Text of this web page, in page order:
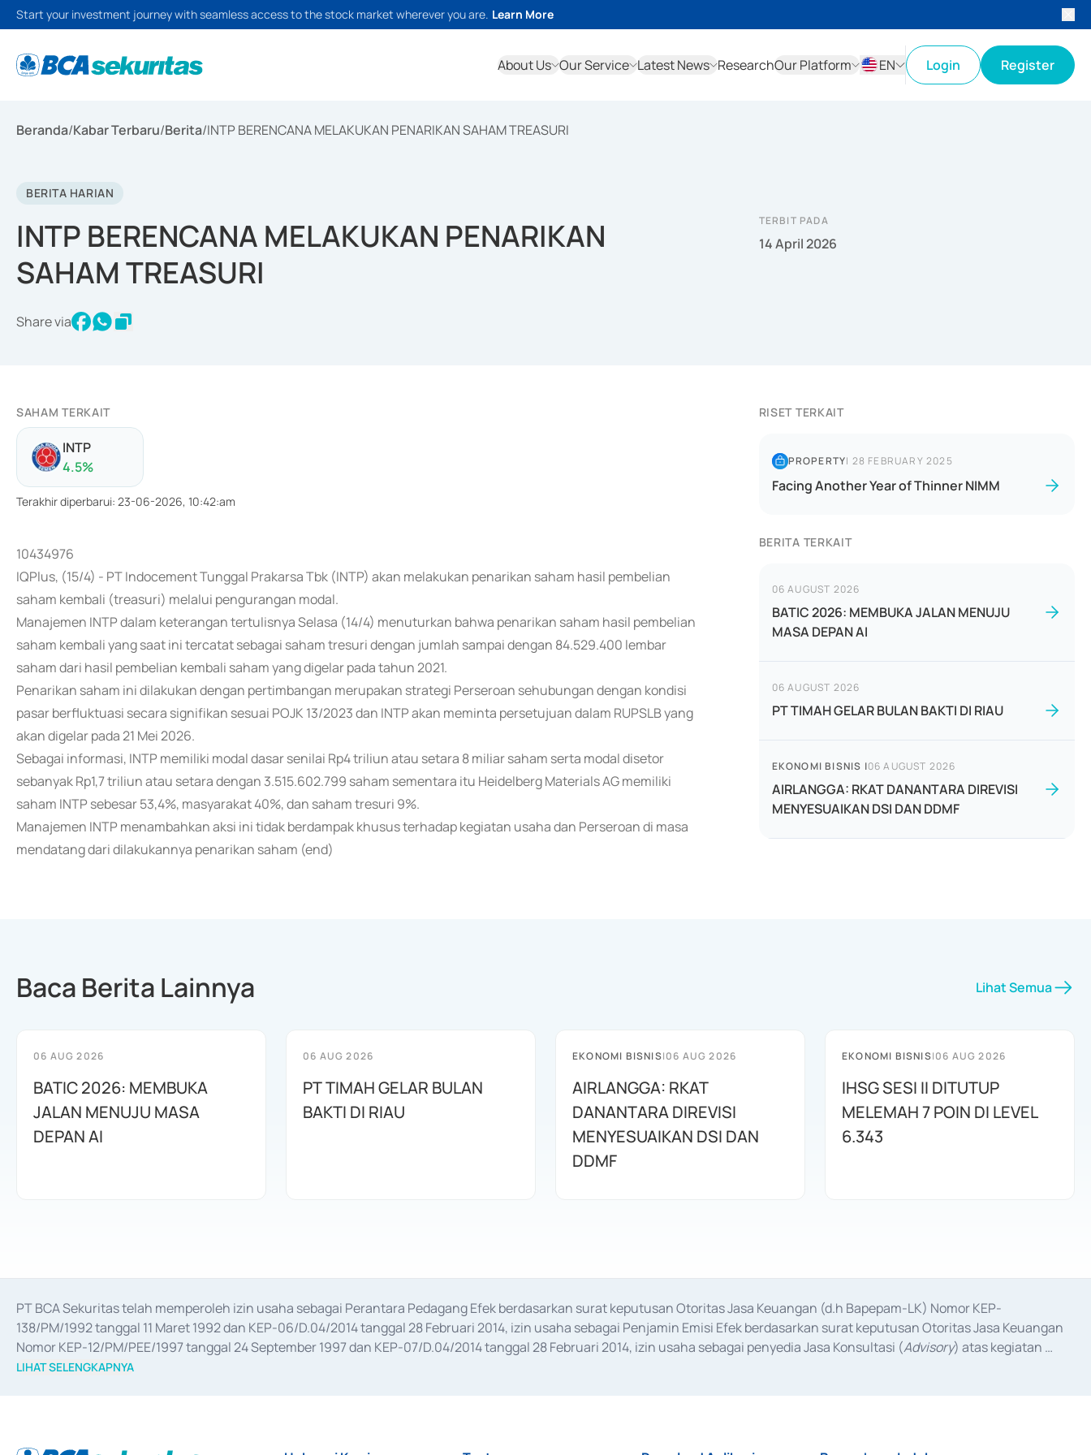
Start your investment journey with seamless access to the stock market wherever you are. Learn More
About Us Our Service Latest News ResearchOur Platform
EN
Login Register
Beranda/Kabar Terbaru/Berita/INTP BERENCANA MELAKUKAN PENARIKAN SAHAM TREASURI
BERITA HARIAN
INTP BERENCANA MELAKUKAN PENARIKAN
SAHAM TREASURI
Share via
TERBIT PADA
14 April 2026
SAHAM TERKAIT
INTP
4.5%
Terakhir diperbarui: 23-06-2026, 10:42:am
10434976
IQPlus, (15/4) - PT Indocement Tunggal Prakarsa Tbk (INTP) akan melakukan penarikan saham hasil pembelian
saham kembali (treasuri) melalui pengurangan modal.
Manajemen INTP dalam keterangan tertulisnya Selasa (14/4) menuturkan bahwa penarikan saham hasil pembelian
saham kembali yang saat ini tercatat sebagai saham tresuri dengan jumlah sampai dengan 84.529.400 lembar
saham dari hasil pembelian kembali saham yang digelar pada tahun 2021.
Penarikan saham ini dilakukan dengan pertimbangan merupakan strategi Perseroan sehubungan dengan kondisi
pasar berfluktuasi secara signifikan sesuai POJK 13/2023 dan INTP akan meminta persetujuan dalam RUPSLB yang
akan digelar pada 21 Mei 2026.
Sebagai informasi, INTP memiliki modal dasar senilai Rp4 triliun atau setara 8 miliar saham serta modal disetor
sebanyak Rp1,7 triliun atau setara dengan 3.515.602.799 saham sementara itu Heidelberg Materials AG memiliki
saham INTP sebesar 53,4%, masyarakat 40%, dan saham tresuri 9%.
Manajemen INTP menambahkan aksi ini tidak berdampak khusus terhadap kegiatan usaha dan Perseroan di masa
mendatang dari dilakukannya penarikan saham (end)
RISET TERKAIT
PROPERTY| 28 FEBRUARY 2025
Facing Another Year of Thinner NIMM
BERITA TERKAIT
06 AUGUST 2026
BATIC 2026: MEMBUKA JALAN MENUJU
MASA DEPAN AI
06 AUGUST 2026
PT TIMAH GELAR BULAN BAKTI DI RIAU
EKONOMI BISNIS |06 AUGUST 2026
AIRLANGGA: RKAT DANANTARA DIREVISI
MENYESUAIKAN DSI DAN DDMF
Baca Berita Lainnya Lihat Semua
06 AUG 2026
BATIC 2026: MEMBUKA
JALAN MENUJU MASA
DEPAN AI
06 AUG 2026
PT TIMAH GELAR BULAN
BAKTI DI RIAU
EKONOMI BISNIS|06 AUG 2026
AIRLANGGA: RKAT
DANANTARA DIREVISI
MENYESUAIKAN DSI DAN
DDMF
EKONOMI BISNIS|06 AUG 2026
IHSG SESI II DITUTUP
MELEMAH 7 POIN DI LEVEL
6.343
PT BCA Sekuritas telah memperoleh izin usaha sebagai Perantara Pedagang Efek berdasarkan surat keputusan Otoritas Jasa Keuangan (d.h Bapepam-LK) Nomor KEP-
138/PM/1992 tanggal 11 Maret 1992 dan KEP-06/D.04/2014 tanggal 28 Februari 2014, izin usaha sebagai Penjamin Emisi Efek berdasarkan surat keputusan Otoritas Jasa Keuangan
Nomor KEP-12/PM/PEE/1997 tanggal 24 September 1997 dan KEP-07/D.04/2014 tanggal 28 Februari 2014, izin usaha sebagai penyedia Jasa Konsultasi (Advisory) atas kegiatan
merger, akuisisi, divestasi, dan
LIHAT SELENGKAPNYA